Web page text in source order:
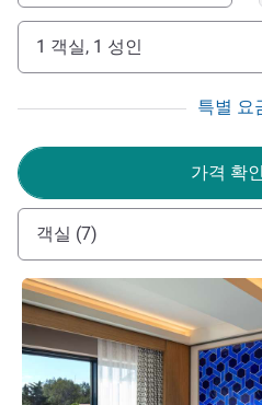
한 머큐어 이스탄불 알투니자
유명 쇼핑지와 가까이 자리하고
포루스, 참르자언덕의 신비로
투니자데 호텔을 유럽으로 연
스를 이용하기에도 최적의 위치
경우, 이스탄불 공항과의 거리
지 택시와 버시로 이동할 수 있
머큐어 호텔 Altunizade는 중
객 중심의 서비스를 통해 편안
스 여행이든 레저 여행이든 저
위해 따뜻한 환대 서비스를 제
MAYA Pinar 호텔 관리
1 객실, 1 성인
특별 요
가격 확
객실 (7)
세부 정보 보기